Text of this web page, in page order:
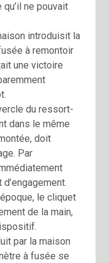
ne pouvait
introduisit la
à remontoir
une victoire
du ressort-
dans le même
doit
Par
le cliquet
de la main,
par la maison
à fusée se